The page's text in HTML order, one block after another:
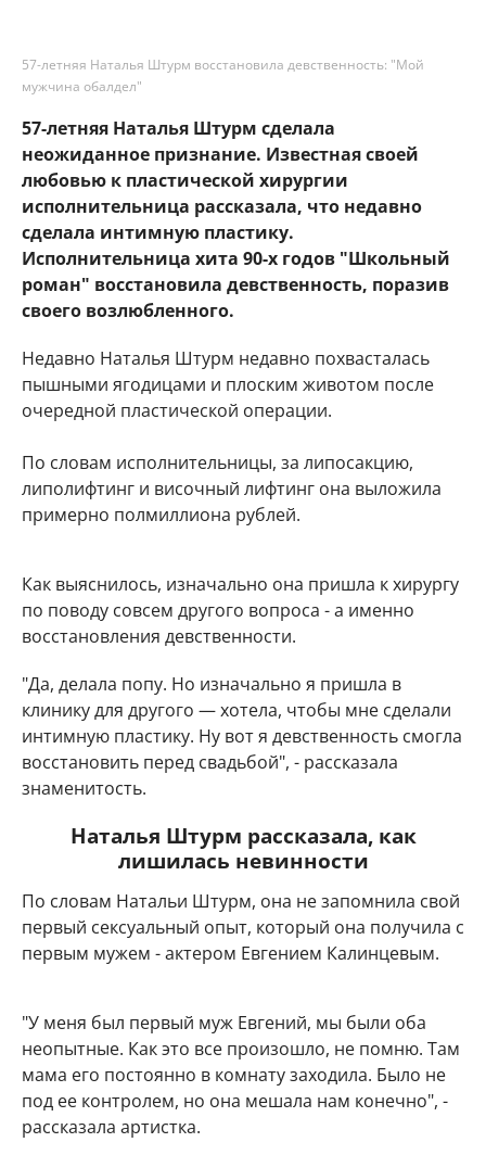
57-летняя Наталья Штурм восстановила девственность: "Мой
мужчина обалдел"
57-летняя Наталья Штурм сделала
неожиданное признание. Известная своей
любовью к пластической хирургии
исполнительница рассказала, что недавно
сделала интимную пластику.
Исполнительница хита 90-х годов "Школьный
роман" восстановила девственность, поразив
своего возлюбленного.
Недавно Наталья Штурм недавно похвасталась
пышными ягодицами и плоским животом после
очередной пластической операции.
По словам исполнительницы, за липосакцию,
липолифтинг и височный лифтинг она выложила
примерно полмиллиона рублей.
Как выяснилось, изначально она пришла к хирургу
по поводу совсем другого вопроса - а именно
восстановления девственности.
"Да, делала попу. Но изначально я пришла в
клинику для другого — хотела, чтобы мне сделали
интимную пластику. Ну вот я девственность смогла
восстановить перед свадьбой", - рассказала
знаменитость.
Наталья Штурм рассказала, как
лишилась невинности
По словам Натальи Штурм, она не запомнила свой
первый сексуальный опыт, который она получила с
первым мужем - актером Евгением Калинцевым.
"У меня был первый муж Евгений, мы были оба
неопытные. Как это все произошло, не помню. Там
мама его постоянно в комнату заходила. Было не
под ее контролем, но она мешала нам конечно", -
рассказала артистка.